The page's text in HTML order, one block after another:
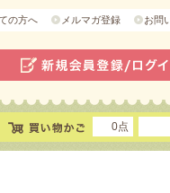
の方へ メルマガ登録 お問
0点